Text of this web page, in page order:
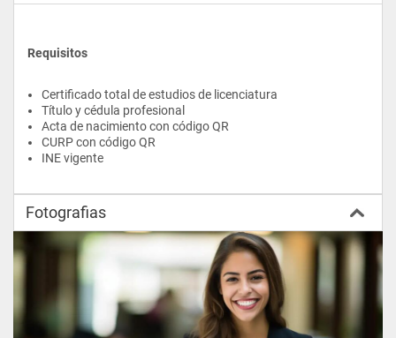
aduanera
Finanzas locales y municipales
internacionales
Amparo fiscal
Requisitos
Certificado total de estudios de licenciatura
Título y cédula profesional
Acta de nacimiento con código QR
CURP con código QR
INE vigente
Fotografias